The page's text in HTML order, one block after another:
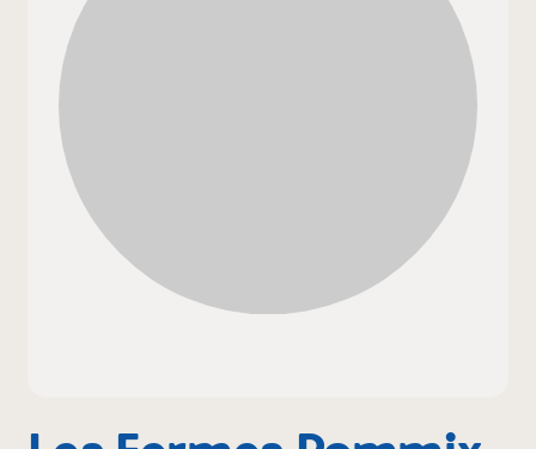
Inspirations d'ici
Restaurants
Institutions
À propos